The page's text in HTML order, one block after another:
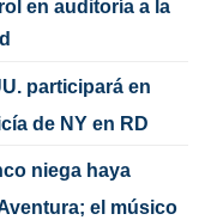
en auditoría a la
participará en
de NY en RD
niega haya
el músico